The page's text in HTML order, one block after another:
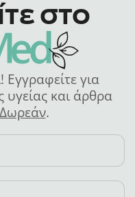
στο
Εγγραφείτε για
υγείας και άρθρα
Δωρεάν.